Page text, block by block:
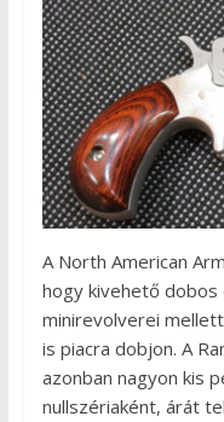
A North American
hogy kivehető
minirevolverei
is piacra dobjon. A
azonban nagyon kis
nullszériaként, árát